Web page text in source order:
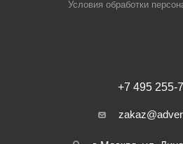
Условия обработки
+7 495 255-